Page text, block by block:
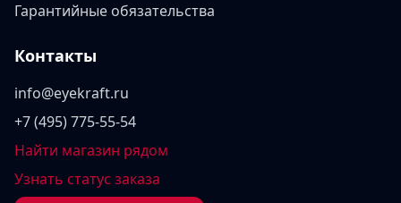
Гарантийные обязательства
Контакты
info@eyekraft.ru
+7 (495) 775-55-54
Найти магазин рядом
Узнать статус заказа